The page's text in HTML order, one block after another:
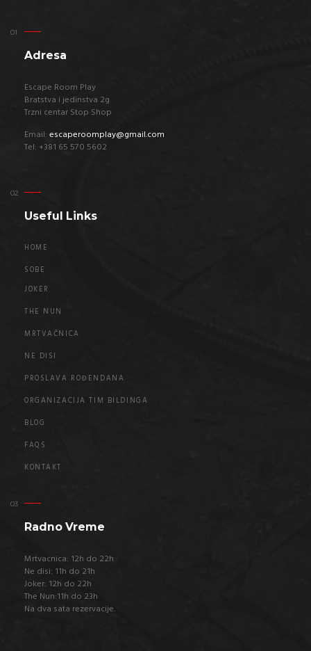
Adresa
Escape Room Play
Bratstva i jedinstva 2g
Trzni centar Stop Shop
Email: escaperoomplay@gmail.com
Tel: +381 65 570 5602
Useful Links
HOME
SOBE
JOKER
THE NUN
MRTVAČNICA
NE DISI
PROSLAVA ROĐENDANA
ORGANIZACIJA TIM BILDINGA
BLOG
FAQS
KONTAKT
Radno Vreme
Mrtvacnica: 12h do 22h
Ne disi: 11h do 21h
Joker: 12h do 22h
The Nun:11h do 23h
Na dva sata rezervacije.